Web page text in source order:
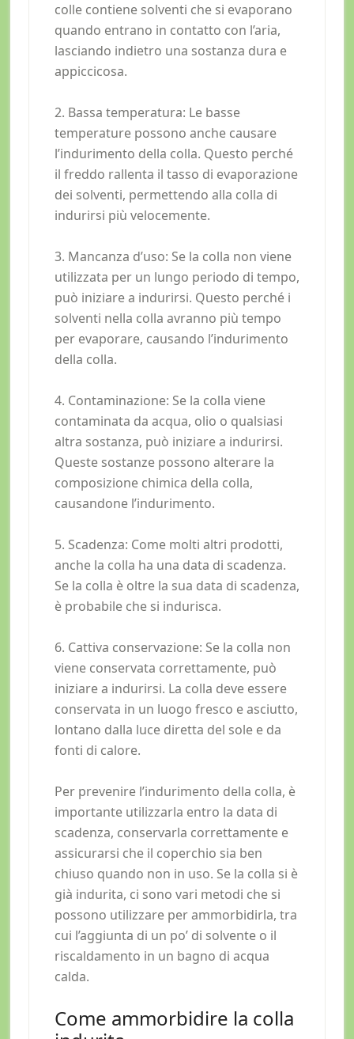
colle contiene solventi che si evaporano
quando entrano in contatto con l’aria,
lasciando indietro una sostanza dura e
appiccicosa.
2. Bassa temperatura: Le basse
temperature possono anche causare
l’indurimento della colla. Questo perché
il freddo rallenta il tasso di evaporazione
dei solventi, permettendo alla colla di
indurirsi più velocemente.
3. Mancanza d’uso: Se la colla non viene
utilizzata per un lungo periodo di tempo,
può iniziare a indurirsi. Questo perché i
solventi nella colla avranno più tempo
per evaporare, causando l’indurimento
della colla.
4. Contaminazione: Se la colla viene
contaminata da acqua, olio o qualsiasi
altra sostanza, può iniziare a indurirsi.
Queste sostanze possono alterare la
composizione chimica della colla,
causandone l’indurimento.
5. Scadenza: Come molti altri prodotti,
anche la colla ha una data di scadenza.
Se la colla è oltre la sua data di scadenza,
è probabile che si indurisca.
6. Cattiva conservazione: Se la colla non
viene conservata correttamente, può
iniziare a indurirsi. La colla deve essere
conservata in un luogo fresco e asciutto,
lontano dalla luce diretta del sole e da
fonti di calore.
Per prevenire l’indurimento della colla, è
importante utilizzarla entro la data di
scadenza, conservarla correttamente e
assicurarsi che il coperchio sia ben
chiuso quando non in uso. Se la colla si è
già indurita, ci sono vari metodi che si
possono utilizzare per ammorbidirla, tra
cui l’aggiunta di un po’ di solvente o il
riscaldamento in un bagno di acqua
calda.
Come ammorbidire la colla